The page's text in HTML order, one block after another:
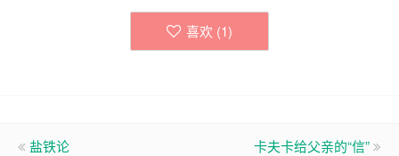
喜欢 (1)
盐铁论 卡夫卡给父亲的“信”